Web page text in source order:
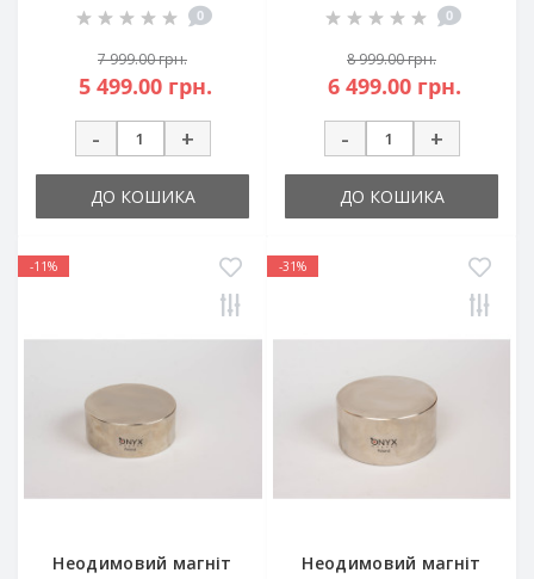
0
7 999.00 грн.
5 499.00 грн.
-
+
ДО КОШИКА
0
8 999.00 грн.
6 499.00 грн.
-
+
ДО КОШИКА
-11%
Неодимовий магніт
-31%
Неодимовий магніт